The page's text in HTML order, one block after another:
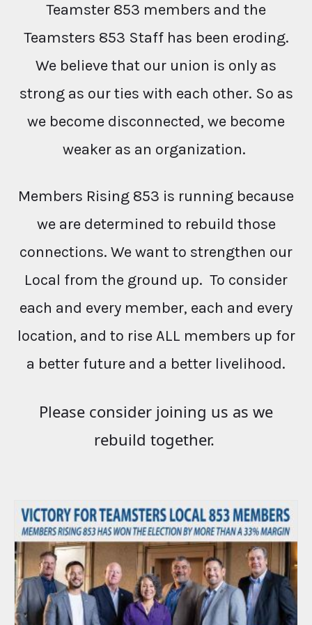
Teamster 853 members and the
Teamsters 853 Staff has been eroding.
We believe that our union is only as
strong as our ties with each other. So as
we become disconnected, we become
weaker as an organization.
Members Rising 853 is running because
we are determined to rebuild those
connections. We want to strengthen our
Local from the ground up. To consider
each and every member, each and every
location, and to rise ALL members up for
a better future and a better livelihood.
Please consider joining us as we
rebuild together.